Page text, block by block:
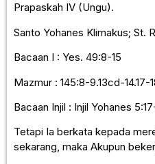
Prapaskah IV (Ungu).
Santo Yohanes Klimakus; St.
Bacaan I : Yes. 49:8-15
Mazmur : 145:8-9.13cd-14.17-
Bacaan Injil : Injil Yohanes
Tetapi Ia berkata kepada
sekarang, maka Akupun